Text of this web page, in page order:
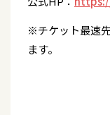
※チケット最速
ます。